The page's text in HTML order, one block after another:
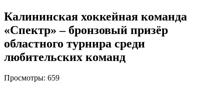
Калининская хоккейная команда
«Спектр» – бронзовый призёр
областного турнира среди
любительских команд
Просмотры: 659